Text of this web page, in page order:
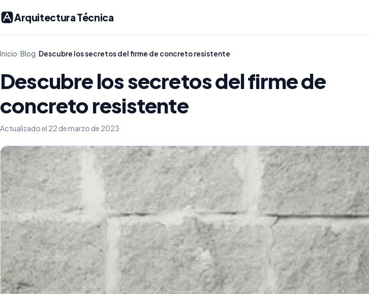
Arquitectura Técnica
Inicio/Blog/Descubre los secretos del firme de concreto resistente
Descubre los secretos del firme de
concreto resistente
Actualizado el 22 de marzo de 2023